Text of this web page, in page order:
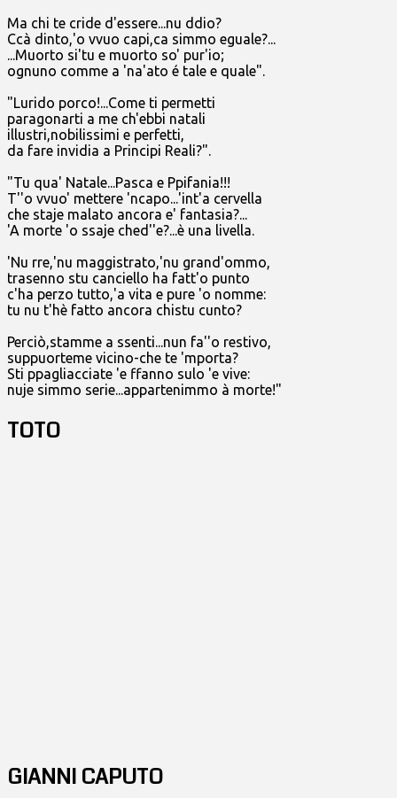
Ma chi te cride d'essere...nu ddio?
Ccà dinto,'o vvuo capi,ca simmo eguale?...
...Muorto si'tu e muorto so' pur'io;
ognuno comme a 'na'ato é tale e quale".
"Lurido porco!...Come ti permetti
paragonarti a me ch'ebbi natali
illustri,nobilissimi e perfetti,
da fare invidia a Principi Reali?".
"Tu qua' Natale...Pasca e Ppifania!!!
T''o vvuo' mettere 'ncapo...'int'a cervella
che staje malato ancora e' fantasia?...
'A morte 'o ssaje ched''e?...è una livella.
'Nu rre,'nu maggistrato,'nu grand'ommo,
trasenno stu canciello ha fatt'o punto
c'ha perzo tutto,'a vita e pure 'o nomme:
tu nu t'hè fatto ancora chistu cunto?
Perciò,stamme a ssenti...nun fa''o restivo,
suppuorteme vicino-che te 'mporta?
Sti ppagliacciate 'e ffanno sulo 'e vive:
nuje simmo serie...appartenimmo à morte!"
TOTO
GIANNI CAPUTO